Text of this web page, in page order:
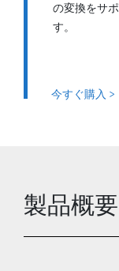
の変換をサ
す。
今すぐ購入 >
製品概要